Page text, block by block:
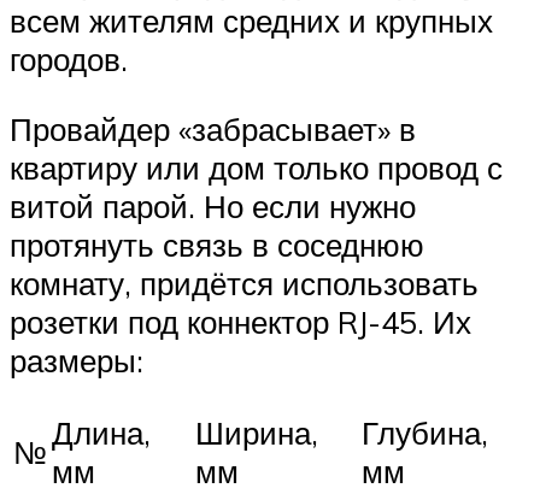
всем жителям средних и крупных
городов.
Провайдер «забрасывает» в
квартиру или дом только провод с
витой парой. Но если нужно
протянуть связь в соседнюю
комнату, придётся использовать
розетки под коннектор RJ-45. Их
размеры:
№Длина,
мм
Ширина,
мм
Глубина,
мм